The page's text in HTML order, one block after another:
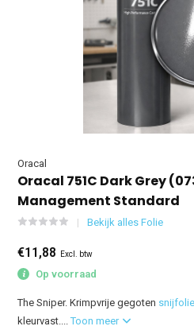
Oracal
Oracal 751C Dark Grey
Management Standard
Bekijk alles Folie
€11,88 Excl. btw
Op voorraad
The Sniper. Krimpvrije gegoten snijfolie
kleurvast....Toon meer